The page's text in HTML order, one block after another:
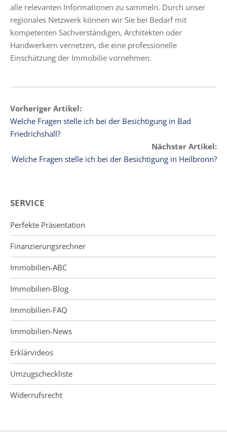
alle relevanten Informationen zu sammeln. Durch unser
regionales Netzwerk können wir Sie bei Bedarf mit
kompetenten Sachverständigen, Architekten oder
Handwerkern vernetzen, die eine professionelle
Einschätzung der Immobilie vornehmen.
Vorheriger Artikel:
Welche Fragen stelle ich bei der Besichtigung in Bad
Friedrichshall?
Nächster Artikel:
Welche Fragen stelle ich bei der Besichtigung in Heilbronn?
SERVICE
Perfekte Präsentation
Finanzierungsrechner
Immobilien-ABC
Immobilien-Blog
Immobilien-FAQ
Immobilien-News
Erklärvideos
Umzugscheckliste
Widerrufsrecht